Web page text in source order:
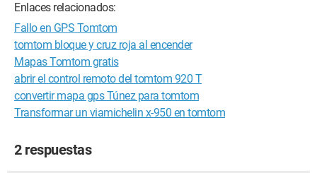
Enlaces relacionados:
Fallo en GPS Tomtom
tomtom bloque y cruz roja al encender
Mapas Tomtom gratis
abrir el control remoto del tomtom 920 T
convertir mapa gps Túnez para tomtom
Transformar un viamichelin x-950 en tomtom
2 respuestas